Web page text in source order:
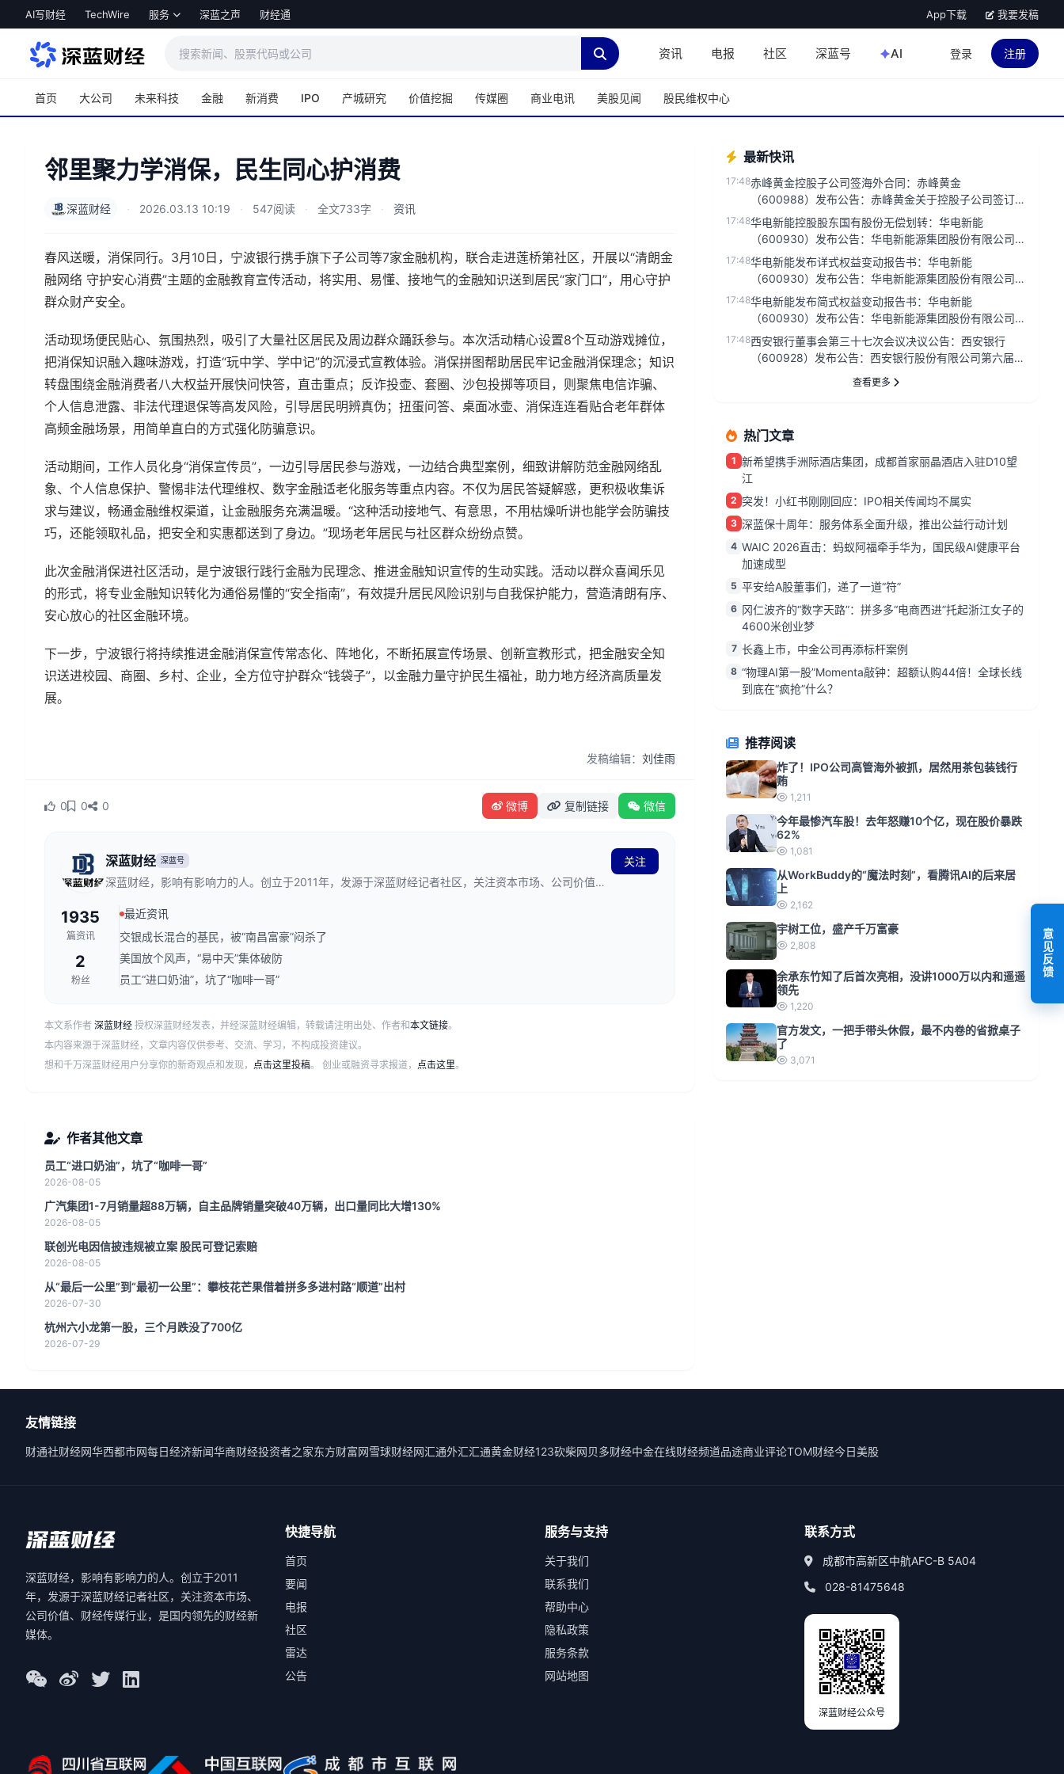
跳转到主内容
AI写财经 TechWire 服务 深蓝之声 财经通 App下载 我要发稿
资讯 电报 社区 深蓝号 AI 登录 注册
首页 大公司 未来科技 金融 新消费 IPO 产城研究 价值挖掘 传媒圈 商业电讯 美股见闻 股民维权中心
邻里聚力学消保，民生同心护消费
深蓝财经 · 2026.03.13 10:19 · 547阅读 · 全文733字 · 资讯
春风送暖，消保同行。3月10日，宁波银行携手旗下子公司等7家金融机构，联合走进莲桥第社区，开展以“清朗金
融网络 守护安心消费”主题的金融教育宣传活动，将实用、易懂、接地气的金融知识送到居民“家门口”，用心守护
群众财产安全。
活动现场便民贴心、氛围热烈，吸引了大量社区居民及周边群众踊跃参与。本次活动精心设置8个互动游戏摊位，
把消保知识融入趣味游戏，打造“玩中学、学中记”的沉浸式宣教体验。消保拼图帮助居民牢记金融消保理念；知识
转盘围绕金融消费者八大权益开展快问快答，直击重点；反诈投壶、套圈、沙包投掷等项目，则聚焦电信诈骗、
个人信息泄露、非法代理退保等高发风险，引导居民明辨真伪；扭蛋问答、桌面冰壶、消保连连看贴合老年群体
高频金融场景，用简单直白的方式强化防骗意识。
活动期间，工作人员化身“消保宣传员”，一边引导居民参与游戏，一边结合典型案例，细致讲解防范金融网络乱
象、个人信息保护、警惕非法代理维权、数字金融适老化服务等重点内容。不仅为居民答疑解惑，更积极收集诉
求与建议，畅通金融维权渠道，让金融服务充满温暖。“这种活动接地气、有意思，不用枯燥听讲也能学会防骗技
巧，还能领取礼品，把安全和实惠都送到了身边。”现场老年居民与社区群众纷纷点赞。
此次金融消保进社区活动，是宁波银行践行金融为民理念、推进金融知识宣传的生动实践。活动以群众喜闻乐见
的形式，将专业金融知识转化为通俗易懂的“安全指南”，有效提升居民风险识别与自我保护能力，营造清朗有序、
安心放心的社区金融环境。
下一步，宁波银行将持续推进金融消保宣传常态化、阵地化，不断拓展宣传场景、创新宣教形式，把金融安全知
识送进校园、商圈、乡村、企业，全方位守护群众“钱袋子”，以金融力量守护民生福祉，助力地方经济高质量发
展。
发稿编辑：刘佳雨
0 0 0 微博 复制链接 微信
深蓝财经 深蓝号
深蓝财经，影响有影响力的人。创立于2011年，发源于深蓝财经记者社区，关注资本市场、公司价值、
关注
1935
篇资讯
2
粉丝
最近资讯
交银成长混合的基民，被“南昌富豪”闷杀了
美国放个风声，“易中天”集体破防
员工“进口奶油”，坑了“咖啡一哥”
本文系作者 深蓝财经 授权深蓝财经发表，并经深蓝财经编辑，转载请注明出处、作者和本文链接。
本内容来源于深蓝财经，文章内容仅供参考、交流、学习，不构成投资建议。
想和千万深蓝财经用户分享你的新奇观点和发现， 点击这里投稿。 创业或融资寻求报道， 点击这里。
作者其他文章
员工“进口奶油”，坑了“咖啡一哥”
2026-08-05
广汽集团1-7月销量超88万辆，自主品牌销量突破40万辆，出口量同比大增130%
2026-08-05
联创光电因信披违规被立案 股民可登记索赔
2026-08-05
从“最后一公里”到“最初一公里”：攀枝花芒果借着拼多多进村路“顺道”出村
2026-07-30
杭州六小龙第一股，三个月跌没了700亿
2026-07-29
最新快讯
17:48赤峰黄金控股子公司签海外合同：赤峰黄金
（600988）发布公告：赤峰黄金关于控股子公司签订
海外日常经营合同的公告...
17:48华电新能控股股东国有股份无偿划转：华电新能
（600930）发布公告：华电新能源集团股份有限公司
关于控股股东国有股份无偿划...
17:48华电新能发布详式权益变动报告书：华电新能
（600930）发布公告：华电新能源集团股份有限公司
详式权益变动报告书...
17:48华电新能发布简式权益变动报告书：华电新能
（600930）发布公告：华电新能源集团股份有限公司
简式权益变动报告书。...
17:48西安银行董事会第三十七次会议决议公告：西安银行
（600928）发布公告：西安银行股份有限公司第六届董
事会第三十七次会议决...
查看更多
热门文章
1 新希望携手洲际酒店集团，成都首家丽晶酒店入驻D10望
江
2 突发！小红书刚刚回应：IPO相关传闻均不属实
3 深蓝保十周年：服务体系全面升级，推出公益行动计划
4 WAIC 2026直击：蚂蚁阿福牵手华为，国民级AI健康平台
加速成型
5 平安给A股董事们，递了一道“符”
6 冈仁波齐的“数字天路”：拼多多“电商西进”托起浙江女子的
4600米创业梦
7 长鑫上市，中金公司再添标杆案例
8 “物理AI第一股”Momenta敲钟：超额认购44倍！全球长线
到底在“疯抢”什么？
推荐阅读
炸了！IPO公司高管海外被抓，居然用茶包装钱行
贿
1,211
今年最惨汽车股！去年怒赚10个亿，现在股价暴跌
62%
1,081
从WorkBuddy的“魔法时刻”，看腾讯AI的后来居
上
2,162
宇树工位，盛产千万富豪
2,808
余承东竹知了后首次亮相，没讲1000万以内和遥遥
领先
1,220
官方发文，一把手带头休假，最不内卷的省掀桌子
了
3,071
友情链接
财通社财经网华西都市网每日经济新闻华商财经投资者之家东方财富网雪球财经网汇通外汇汇通黄金财经123砍柴网贝多财经中金在线财经频道品途商业评论TOM财经今日美股
深蓝财经，影响有影响力的人。创立于2011
年，发源于深蓝财经记者社区，关注资本市场、
公司价值、财经传媒行业，是国内领先的财经新
媒体。
快捷导航
首页
要闻
电报
社区
雷达
公告
服务与支持
关于我们
联系我们
帮助中心
隐私政策
服务条款
网站地图
联系方式
成都市高新区中航AFC-B 5A04
028-81475648
深蓝财经公众号
意见反馈